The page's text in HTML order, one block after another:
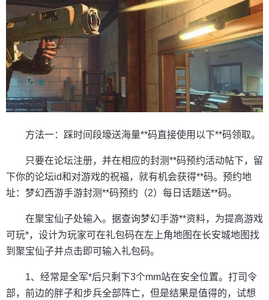
方法一：踩时间段壕送海量**码直接使用以下**码领取。
只要在论坛注册，并在相应的封测**码预约活动帖下，留
下你的论坛id和对游戏的祝福，就有机会获得**码。预约地
址：梦幻西游手游封测**码预约（2）每日话题送**码。
在聚宝仙子处输入。据查询梦幻手游**资料，为提高游戏
可玩*，设计为玩家可在礼包码在左上角地图在长安城地图找
到聚宝仙子并点击即可输入礼包码。
1、经常是全军*后只剩下3个mm站在安全位置。打司令
部，前边的胖子和步兵全部阵亡，但是结果是值得的，试想